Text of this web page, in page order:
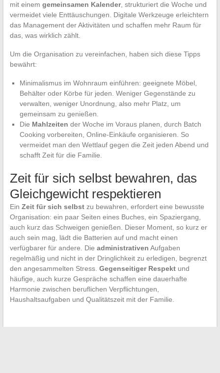
mit einem gemeinsamen Kalender, strukturiert die Woche und
vermeidet viele Enttäuschungen. Digitale Werkzeuge erleichtern
das Management der Aktivitäten und schaffen mehr Raum für
das, was wirklich zählt.
Um die Organisation zu vereinfachen, haben sich diese Tipps
bewährt:
Minimalismus im Wohnraum einführen: geeignete Möbel,
Behälter oder Körbe für jeden. Weniger Gegenstände zu
verwalten, weniger Unordnung, also mehr Platz, um
gemeinsam zu genießen.
Die Mahlzeiten der Woche im Voraus planen, durch Batch
Cooking vorbereiten, Online-Einkäufe organisieren. So
vermeidet man den Wettlauf gegen die Zeit jeden Abend und
schafft Zeit für die Familie.
Zeit für sich selbst bewahren, das
Gleichgewicht respektieren
Ein Zeit für sich selbstzu bewahren, erfordert eine bewusste
Organisation: ein paar Seiten eines Buches, ein Spaziergang,
auch kurz das Schweigen genießen. Dieser Moment, so kurz er
auch sein mag, lädt die Batterien auf und macht einen
verfügbarer für andere. Die administrativen Aufgaben
regelmäßig und nicht in der Dringlichkeit zu erledigen, begrenzt
den angesammelten Stress. Gegenseitiger Respektund
häufige, auch kurze Gespräche schaffen eine dauerhafte
Harmonie zwischen beruflichen Verpflichtungen,
Haushaltsaufgaben und Qualitätszeit mit der Familie.